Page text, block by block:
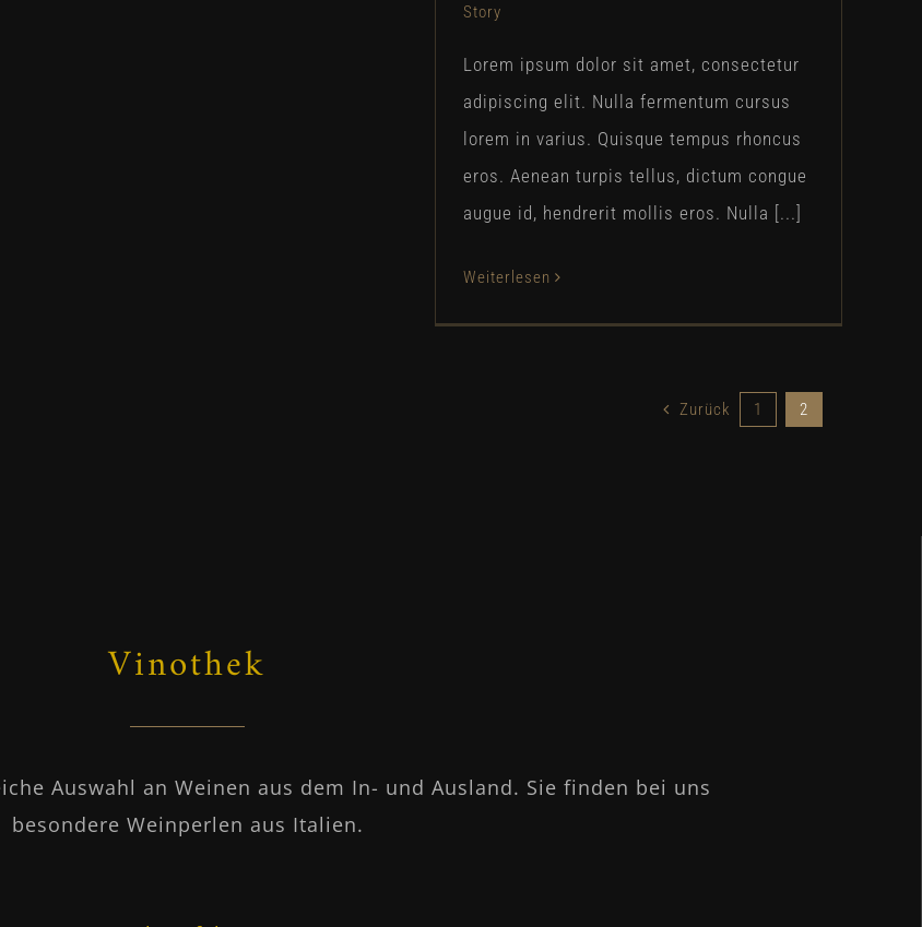
Story
Lorem ipsum dolor sit amet, consectetur
adipiscing elit. Nulla fermentum cursus
lorem in varius. Quisque tempus rhoncus
eros. Aenean turpis tellus, dictum congue
augue id, hendrerit mollis eros. Nulla [...]
Weiterlesen
Zurück 1 2
Vinothek
Auswahl an Weinen aus dem In- und Ausland. Sie finden bei uns
besondere Weinperlen aus Italien.